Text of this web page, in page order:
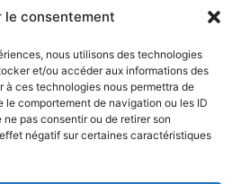
le consentement
nous utilisons des technologies
et/ou accéder aux informations des
à ces technologies nous permettra de
le comportement de navigation ou les ID
pas consentir ou de retirer son
négatif sur certaines caractéristiques